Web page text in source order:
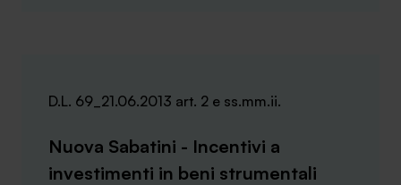
D.L. 69_21.06.2013 art. 2 e ss.mm.ii.
Nuova Sabatini - Incentivi a
investimenti in beni strumentali